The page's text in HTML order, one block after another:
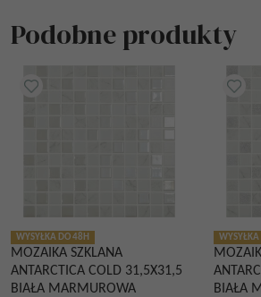
Podobne produkty
WYSYŁKA DO 48H
MOZAIKA SZKLANA
ANTARCTICA COLD 31,5X31,5
BIAŁA MARMUROWA
WYSYŁKA
BIAŁA